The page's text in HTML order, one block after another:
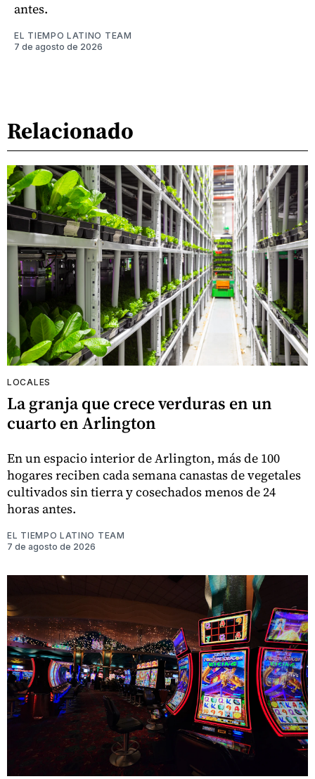
antes.
EL TIEMPO LATINO TEAM
7 de agosto de 2026
Relacionado
LOCALES
La granja que crece verduras en un
cuarto en Arlington
En un espacio interior de Arlington, más de 100
hogares reciben cada semana canastas de vegetales
cultivados sin tierra y cosechados menos de 24
horas antes.
EL TIEMPO LATINO TEAM
7 de agosto de 2026